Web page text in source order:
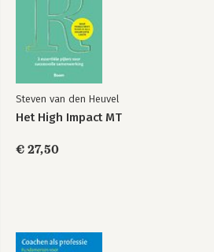
Steven van den Heuvel
Het High Impact MT
€ 27,50